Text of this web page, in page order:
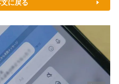
に戻る